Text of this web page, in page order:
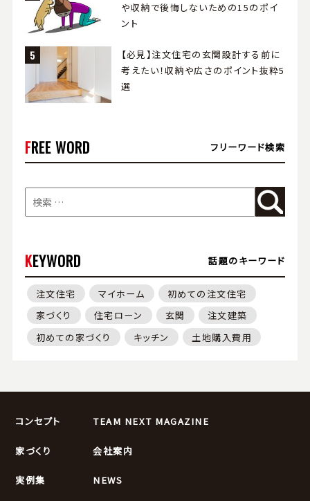
や収納で後悔しないための15のポイ
ント
【必見】注文住宅の玄関設計する前に
考えたい！収納や広さのポイント抜粋5
選
FREE WORD フリーワード検索
KEYWORD 話題のキーワード
注文住宅 マイホーム
初めての注文住宅
家づくり
住宅ローン 玄関
注文建築
初めての家づくり
キッチン 土地購入費用
コンセプト
家づくり
実例集
TEAM NEXT MAGAZINE
会社案内
NEWS